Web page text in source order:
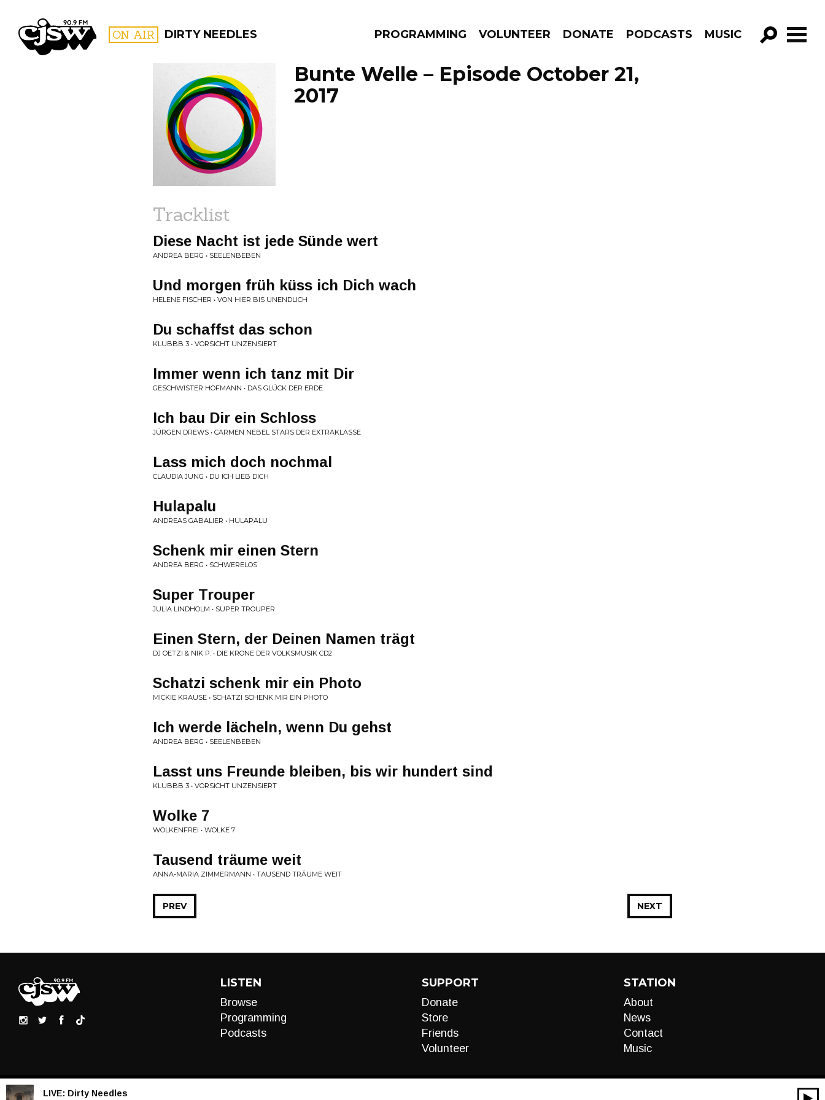
CJSW ON AIR DIRTY NEEDLES PROGRAMMING VOLUNTEER DONATE PODCASTS MUSIC
GO!
FILTER BY:
PROGRAMS
Bunte Welle – Episode October 21,
2017
Tracklist
Diese Nacht ist jede Sünde wert
ANDREA BERG • SEELENBEBEN
Und morgen früh küss ich Dich wach
HELENE FISCHER • VON HIER BIS UNENDLICH
Du schaffst das schon
KLUBBB 3 • VORSICHT UNZENSIERT
Immer wenn ich tanz mit Dir
GESCHWISTER HOFMANN • DAS GLÜCK DER ERDE
Ich bau Dir ein Schloss
JÜRGEN DREWS • CARMEN NEBEL STARS DER EXTRAKLASSE
Lass mich doch nochmal
CLAUDIA JUNG • DU ICH LIEB DICH
Hulapalu
ANDREAS GABALIER • HULAPALU
Schenk mir einen Stern
ANDREA BERG • SCHWERELOS
Super Trouper
JULIA LINDHOLM • SUPER TROUPER
Einen Stern, der Deinen Namen trägt
DJ OETZI & NIK P. • DIE KRONE DER VOLKSMUSIK CD2
Schatzi schenk mir ein Photo
MICKIE KRAUSE • SCHATZI SCHENK MIR EIN PHOTO
Ich werde lächeln, wenn Du gehst
ANDREA BERG • SEELENBEBEN
Lasst uns Freunde bleiben, bis wir hundert sind
KLUBBB 3 • VORSICHT UNZENSIERT
Wolke 7
WOLKENFREI • WOLKE 7
Tausend träume weit
ANNA-MARIA ZIMMERMANN • TAUSEND TRÄUME WEIT
NEXT
PREV
LISTEN
Browse
Programming
Podcasts
SUPPORT
Donate
Store
Friends
Volunteer
STATION
About
News
Contact
Music
LIVE: Dirty Needles